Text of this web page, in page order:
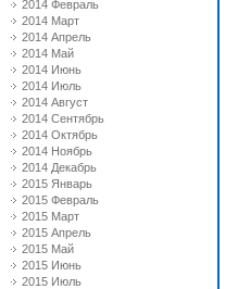
2014 Февраль
2014 Март
2014 Апрель
2014 Май
2014 Июнь
2014 Июль
2014 Август
2014 Сентябрь
2014 Октябрь
2014 Ноябрь
2014 Декабрь
2015 Январь
2015 Февраль
2015 Март
2015 Апрель
2015 Май
2015 Июнь
2015 Июль